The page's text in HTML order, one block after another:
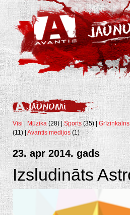
Visi| Mūzika(28) |Sports(35) | Grīziņkalns
(11) |Avantis medijos(1)
23. apr 2014. gads
Izsludināts